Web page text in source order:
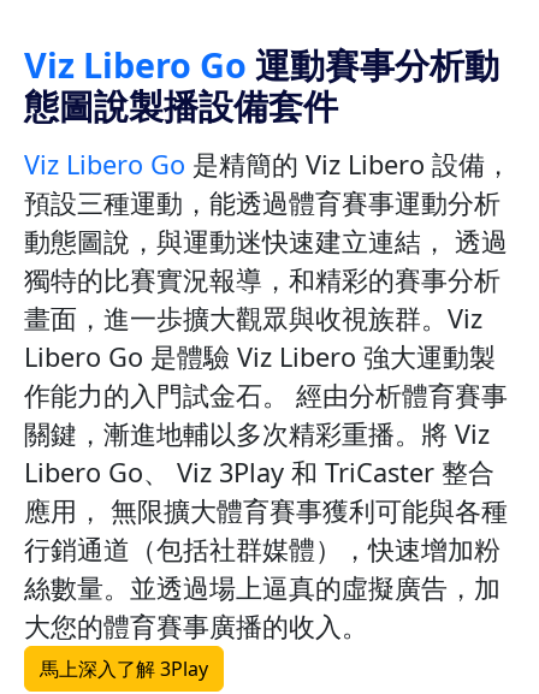
Viz Libero Go 運動賽事分析動
態圖說製播設備套件
Viz Libero Go 是精簡的 Viz Libero 設備，
預設三種運動，能透過體育賽事運動分析
動態圖說，與運動迷快速建立連結， 透過
獨特的比賽實況報導，和精彩的賽事分析
畫面，進一歩擴大觀眾與收視族群。Viz
Libero Go 是體驗 Viz Libero 強大運動製
作能力的入門試金石。 經由分析體育賽事
關鍵，漸進地輔以多次精彩重播。將 Viz
Libero Go、 Viz 3Play 和 TriCaster 整合
應用， 無限擴大體育賽事獲利可能與各種
行銷通道（包括社群媒體），快速增加粉
絲數量。並透過場上逼真的虛擬廣告，加
大您的體育賽事廣播的收入。
馬上深入了解 3Play